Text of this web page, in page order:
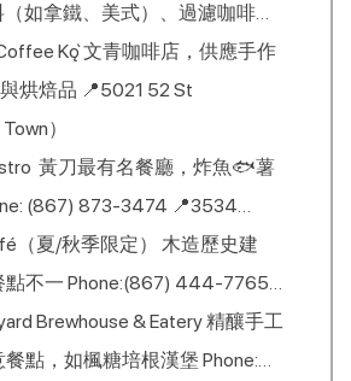
如拿鐵、美式）、過濾咖啡／
日自製烘焙點心。 想買伴手禮
家：他們有販售自家烘焙豆，
手沖或家用濾掛咖啡的旅人 📍
St
Kǫ̀ 文青咖啡店，供應手作
烘焙品 📍5021 52 St
）
黃刀最有名餐廳，炸魚🐟薯
(867) 873-3474 📍3534
（夏/秋季限定） 木造歷史建
點不一 Phone:(867) 444-7765
Rd
Brewhouse & Eatery 精釀手工
點，如楓糖培根漢堡 Phone: